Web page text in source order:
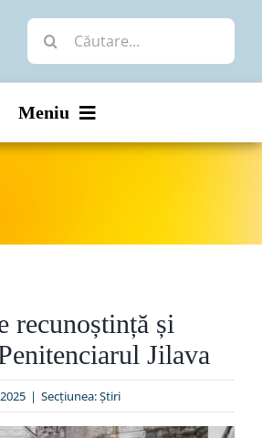
Cautare...
Meniu
recunoștință și
Jilava
| Secțiunea:Ştiri